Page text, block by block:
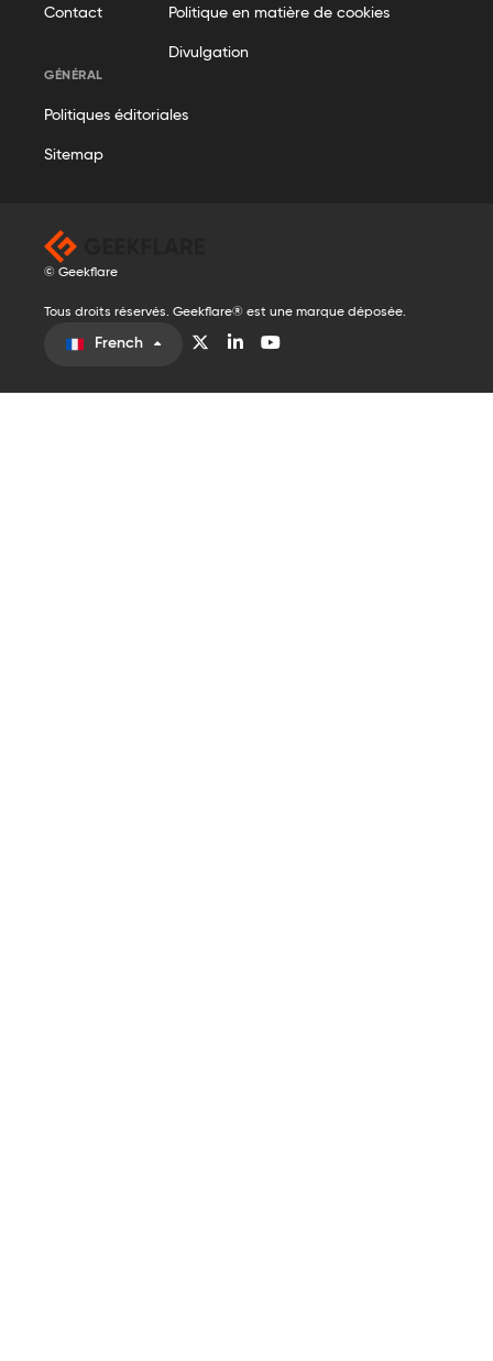
Contact Politique en matière de cookies
Divulgation
GÉNÉRAL
Politiques éditoriales
Sitemap
© Geekflare
Tous droits réservés. Geekflare® est une marque déposée.
French